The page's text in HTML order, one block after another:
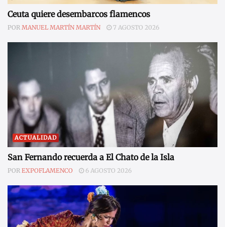
Ceuta quiere desembarcos flamencos
POR MANUEL MARTÍN MARTÍN 7 AGOSTO 2026
ACTUALIDAD
San Fernando recuerda a El Chato de la Isla
POR EXPOFLAMENCO 6 AGOSTO 2026